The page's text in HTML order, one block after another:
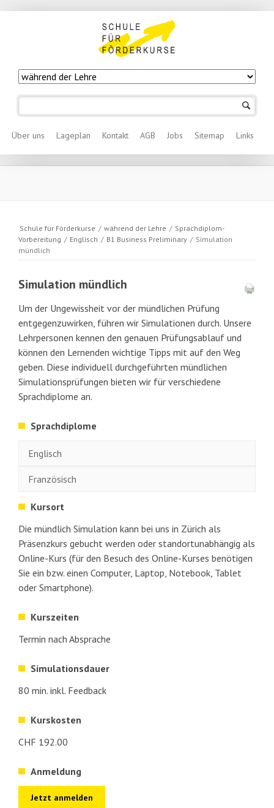
Navigation überspringen
Über uns Lageplan Kontakt AGB Jobs Sitemap Links
Schule für Förderkurse / während der Lehre / Sprachdiplom-
Vorbereitung / Englisch / B1 Business Preliminary / Simulation
mündlich
Simulation mündlich
Um der Ungewissheit vor der mündlichen Prüfung
entgegenzuwirken, führen wir Simulationen durch. Unsere
Lehrpersonen kennen den genauen Prüfungsablauf und
können den Lernenden wichtige Tipps mit auf den Weg
geben. Diese individuell durchgeführten mündlichen
Simulationsprüfungen bieten wir für verschiedene
Sprachdiplome an.
Sprachdiplome
Englisch
Französisch
Kursort
Die mündlich Simulation kann bei uns in Zürich als
Präsenzkurs gebucht werden oder standortunabhängig als
Online-Kurs (für den Besuch des Online-Kurses benötigen
Sie ein bzw. einen Computer, Laptop, Notebook, Tablet
oder Smartphone).
Kurszeiten
Termin nach Absprache
Simulationsdauer
80 min. inkl. Feedback
Kurskosten
CHF 192.00
Anmeldung